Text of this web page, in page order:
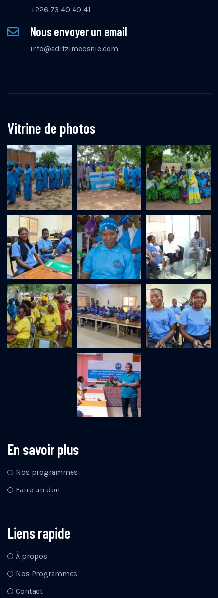
+226 73 40 40 41
Nous envoyer un email
info@adifzimeosnie.com
Vitrine de photos
En savoir plus
Nos programmes
Faire un don
Liens rapide
À propos
Nos Programmes
Contact